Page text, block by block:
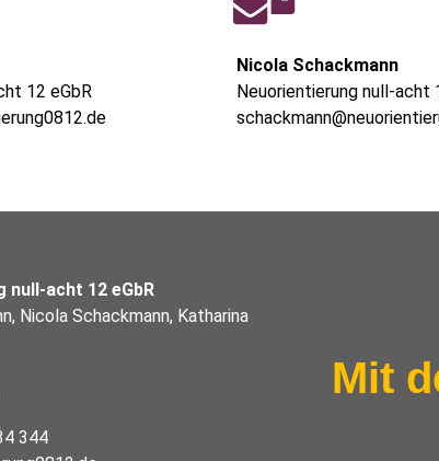
12 eGbR
Nicola Schackmann
Neuorientierung null-acht
null-acht 12 eGbR
Nicola Schackmann, Katharina
344
Mit